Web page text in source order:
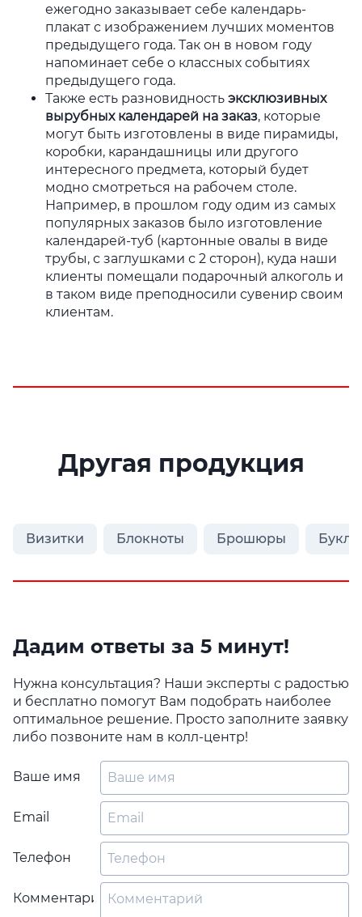
ежегодно заказывает себе календарь-
плакат с изображением лучших моментов
предыдущего года. Так он в новом году
напоминает себе о классных событиях
предыдущего года.
Также есть разновидность эксклюзивных
вырубных календарей на заказ, которые
могут быть изготовлены в виде пирамиды,
коробки, карандашницы или другого
интересного предмета, который будет
модно смотреться на рабочем столе.
Например, в прошлом году одим из самых
популярных заказов было изготовление
календарей-туб (картонные овалы в виде
трубы, с заглушками с 2 сторон), куда наши
клиенты помещали подарочный алкоголь и
в таком виде преподносили сувенир своим
клиентам.
Другая продукция
Визитки Блокноты Брошюры
Дадим ответы за 5 минут!
Нужна консультация? Наши эксперты с радостью
и бесплатно помогут Вам подобрать наиболее
оптимальное решение. Просто заполните заявку
либо позвоните нам в колл-центр!
Ваше имя
Email
Телефон
Комментарий